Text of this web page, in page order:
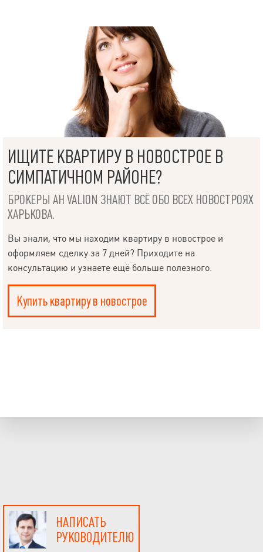
ИЩИТЕ КВАРТИРУ В НОВОСТРОЕ В
СИМПАТИЧНОМ РАЙОНЕ?
БРОКЕРЫ АН VALION ЗНАЮТ ВСЁ ОБО ВСЕХ НОВОСТРОЯХ
ХАРЬКОВА.
Вы знали, что мы находим квартиру в новострое и
оформляем сделку за 7 дней? Приходите на
консультацию и узнаете ещё больше полезного.
Купить квартиру в новострое
НАПИСАТЬ
РУКОВОДИТЕЛЮ